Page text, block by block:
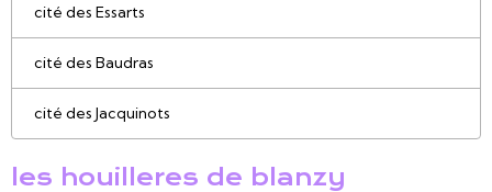
cité des Essarts
cité des Baudras
cité des Jacquinots
les houilleres de blanzy